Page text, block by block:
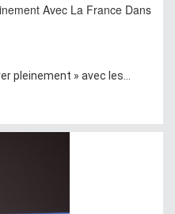
Avec La France Dans
pleinement » avec les...